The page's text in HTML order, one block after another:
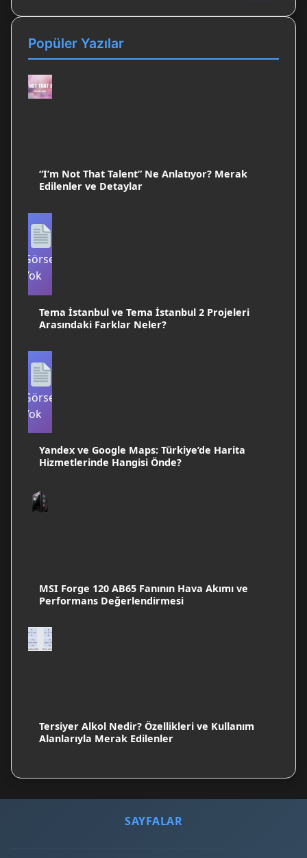
Popüler Yazılar
“I’m Not That Talent” Ne Anlatıyor? Merak
Edilenler ve Detaylar
Görsel
Yok
Tema İstanbul ve Tema İstanbul 2 Projeleri
Arasındaki Farklar Neler?
Görsel
Yok
Yandex ve Google Maps: Türkiye’de Harita
Hizmetlerinde Hangisi Önde?
MSI Forge 120 AB65 Fanının Hava Akımı ve
Performans Değerlendirmesi
Tersiyer Alkol Nedir? Özellikleri ve Kullanım
Alanlarıyla Merak Edilenler
SAYFALAR